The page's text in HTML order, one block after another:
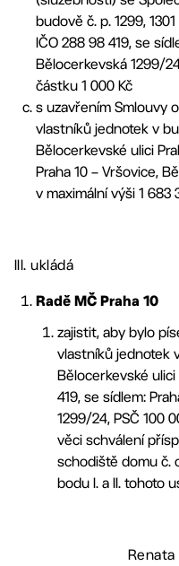
budově č. p. 1299,
IČO 288 98 419, se
Bělocerkevská 1299/
částku 1 000 Kč
s uzavřením Smlouvy
vlastníků jednotek v
Bělocerkevské ulici
Praha 10 – Vršovice,
v maximální výši 1 683
III. ukládá
Radě MČ Praha 10
zajistit, aby bylo
vlastníků jednotek
Bělocerkevské ulici
419, se sídlem:
1299/24, PSČ 100
věci schválení
schodiště domu č.
bodu I. a II. tohoto
Renata